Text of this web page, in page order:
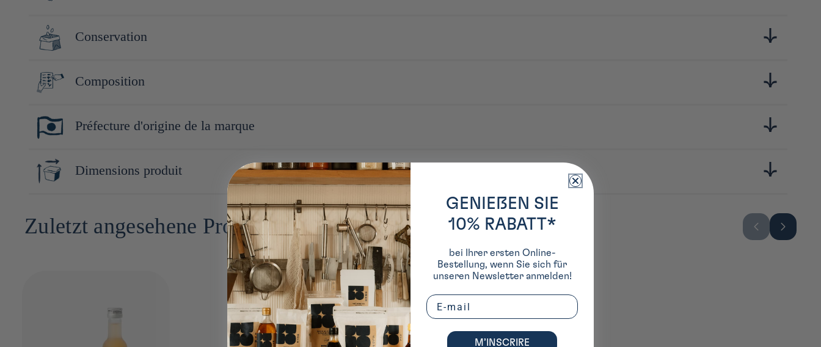
Nakano BC, fondée en 1961 et située à Wakayama, est un fabricant japonais renommé de boissons alcoolisées et de produits dérivés de la prune ume. La société, née d'une petite usine de fabrication de
soja en 1932, se distingue par son savoir-faire en matière de liqueurs, de mirin, de sake et d'umeshu. Avec une longue histoire d'innovation, elle a développé des procédés uniques, notamment pour la
Conservation
Conserver à l'abri de la lumière, de la chaleur et de l'humidité.
Composition
Prune ume (Wakayama, Japon), sucre / Alcool brassé
Préfecture d'origine de la marque
Wakayama
Dimensions produit
Zuletzt angesehene Produkte
GENIEßEN SIE
10% RABATT*
bei Ihrer ersten Online-
Bestellung, wenn Sie sich für
unseren Newsletter anmelden!
Email
M’INSCRIRE